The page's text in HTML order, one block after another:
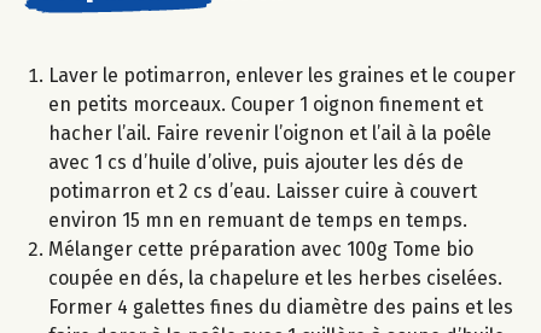
Laver le potimarron, enlever les graines et le couper
en petits morceaux. Couper 1 oignon finement et
hacher l’ail. Faire revenir l’oignon et l’ail à la poêle
avec 1 cs d’huile d’olive, puis ajouter les dés de
potimarron et 2 cs d’eau. Laisser cuire à couvert
environ 15 mn en remuant de temps en temps.
Mélanger cette préparation avec 100g Tome bio
coupée en dés, la chapelure et les herbes ciselées.
Former 4 galettes fines du diamètre des pains et les